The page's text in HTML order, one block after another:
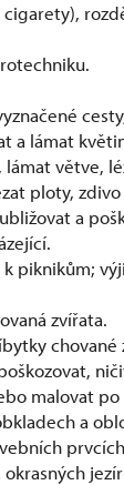
a lámat
větve,
ploty,
a
piknikům;
zvířata.
chované
malovat po
a